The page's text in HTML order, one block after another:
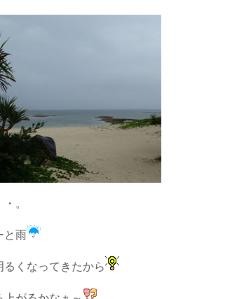
。
と雨
るくなってきたから